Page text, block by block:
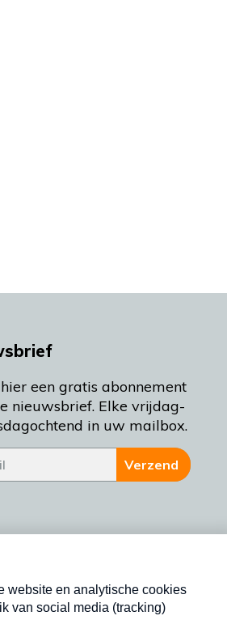
een gratis abonnement
nieuwsbrief. Elke vrijdag-
in uw mailbox.
Verzend